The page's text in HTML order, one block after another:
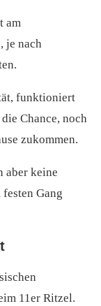
am
je nach
funktioniert
Chance, noch
zukommen.
aber keine
Gang
11er Ritzel.